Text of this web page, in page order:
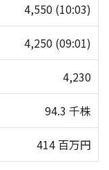
4,550 (10:03)
4,250 (09:01)
4,230
94.3 千株
414 百万円